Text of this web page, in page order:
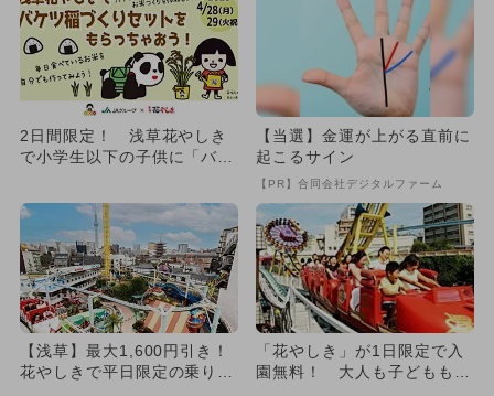
2日間限定！ 浅草花やしき
で小学生以下の子供に「バケ
【当選】金運が上がる直前に
起こるサイン
【PR】合同会社デジタルファーム
【浅草】最大1,600円引き！
花やしきで平日限定の乗り放
「花やしき」が1日限定で入
園無料！ 大人も子どももす